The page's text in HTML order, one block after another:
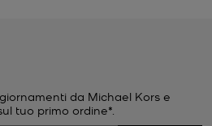
da Michael Kors e
tuo primo ordine*.